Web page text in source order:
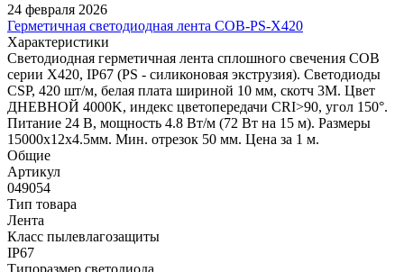
24 февраля 2026
Герметичная светодиодная лента COB-PS-X420
Характеристики
Светодиодная герметичная лента сплошного свечения COB
серии X420, IP67 (PS - силиконовая экструзия). Светодиоды
CSP, 420 шт/м, белая плата шириной 10 мм, скотч 3M. Цвет
ДНЕВНОЙ 4000K, индекс цветопередачи CRI>90, угол 150°.
Питание 24 В, мощность 4.8 Вт/м (72 Вт на 15 м). Размеры
15000x12x4.5мм. Мин. отрезок 50 мм. Цена за 1 м.
Общие
Артикул
049054
Тип товара
Лента
Класс пылевлагозащиты
IP67
Типоразмер светодиода